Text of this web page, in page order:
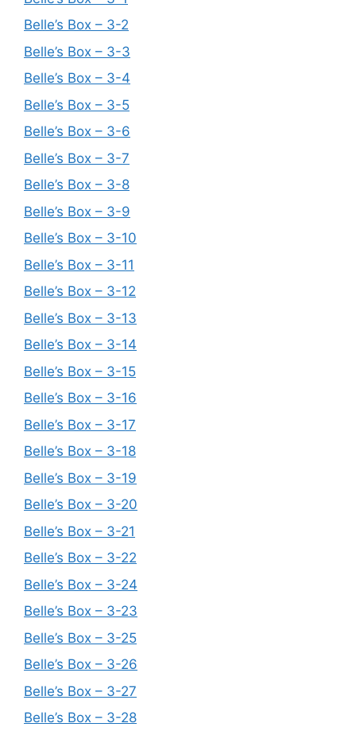
Belle’s Box – 3-2
Belle’s Box – 3-3
Belle’s Box – 3-4
Belle’s Box – 3-5
Belle’s Box – 3-6
Belle’s Box – 3-7
Belle’s Box – 3-8
Belle’s Box – 3-9
Belle’s Box – 3-10
Belle’s Box – 3-11
Belle’s Box – 3-12
Belle’s Box – 3-13
Belle’s Box – 3-14
Belle’s Box – 3-15
Belle’s Box – 3-16
Belle’s Box – 3-17
Belle’s Box – 3-18
Belle’s Box – 3-19
Belle’s Box – 3-20
Belle’s Box – 3-21
Belle’s Box – 3-22
Belle’s Box – 3-24
Belle’s Box – 3-23
Belle’s Box – 3-25
Belle’s Box – 3-26
Belle’s Box – 3-27
Belle’s Box – 3-28